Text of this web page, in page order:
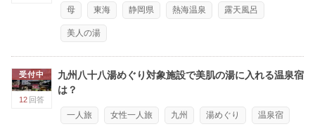
母 東海 静岡県 熱海温泉 露天風呂
美人の湯
受付中
12 回答
九州八十八湯めぐり対象施設で美肌の湯に入れる温泉宿
は？
一人旅 女性一人旅 九州 湯めぐり 温泉宿